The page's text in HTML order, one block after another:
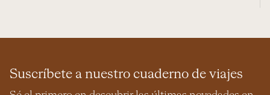
Suscríbete a nuestro cuaderno de viajes